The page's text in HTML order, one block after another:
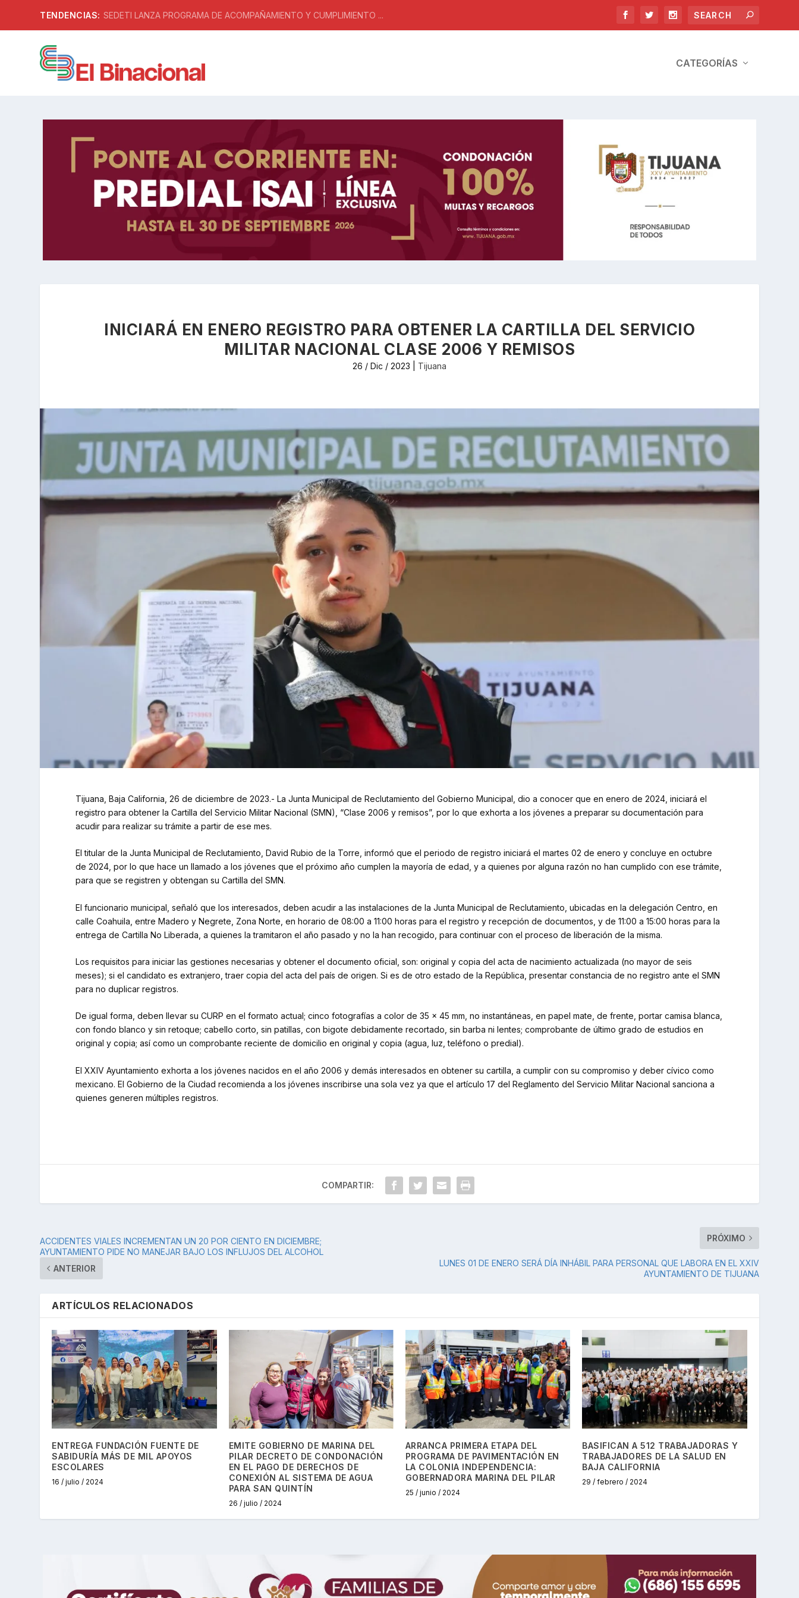
TENDENCIAS: SEDETI LANZA PROGRAMA DE ACOMPAÑAMIENTO Y CUMPLIMIENTO ...
CATEGORÍAS
INICIARÁ EN ENERO REGISTRO PARA OBTENER LA CARTILLA DEL SERVICIO
MILITAR NACIONAL CLASE 2006 Y REMISOS
26 / Dic / 2023 Tijuana
Tijuana, Baja California, 26 de diciembre de 2023.- La Junta Municipal de Reclutamiento del Gobierno Municipal, dio a conocer que en enero de 2024, iniciará el
registro para obtener la Cartilla del Servicio Militar Nacional (SMN), “Clase 2006 y remisos”, por lo que exhorta a los jóvenes a preparar su documentación para
acudir para realizar su trámite a partir de ese mes.
El titular de la Junta Municipal de Reclutamiento, David Rubio de la Torre, informó que el periodo de registro iniciará el martes 02 de enero y concluye en octubre
de 2024, por lo que hace un llamado a los jóvenes que el próximo año cumplen la mayoría de edad, y a quienes por alguna razón no han cumplido con ese trámite,
para que se registren y obtengan su Cartilla del SMN.
El funcionario municipal, señaló que los interesados, deben acudir a las instalaciones de la Junta Municipal de Reclutamiento, ubicadas en la delegación Centro, en
calle Coahuila, entre Madero y Negrete, Zona Norte, en horario de 08:00 a 11:00 horas para el registro y recepción de documentos, y de 11:00 a 15:00 horas para la
entrega de Cartilla No Liberada, a quienes la tramitaron el año pasado y no la han recogido, para continuar con el proceso de liberación de la misma.
Los requisitos para iniciar las gestiones necesarias y obtener el documento oficial, son: original y copia del acta de nacimiento actualizada (no mayor de seis
meses); si el candidato es extranjero, traer copia del acta del país de origen. Si es de otro estado de la República, presentar constancia de no registro ante el SMN
para no duplicar registros.
De igual forma, deben llevar su CURP en el formato actual; cinco fotografías a color de 35 x 45 mm, no instantáneas, en papel mate, de frente, portar camisa blanca,
con fondo blanco y sin retoque; cabello corto, sin patillas, con bigote debidamente recortado, sin barba ni lentes; comprobante de último grado de estudios en
original y copia; así como un comprobante reciente de domicilio en original y copia (agua, luz, teléfono o predial).
El XXIV Ayuntamiento exhorta a los jóvenes nacidos en el año 2006 y demás interesados en obtener su cartilla, a cumplir con su compromiso y deber cívico como
mexicano. El Gobierno de la Ciudad recomienda a los jóvenes inscribirse una sola vez ya que el artículo 17 del Reglamento del Servicio Militar Nacional sanciona a
quienes generen múltiples registros.
COMPARTIR:
ACCIDENTES VIALES INCREMENTAN UN 20 POR CIENTO EN DICIEMBRE;
AYUNTAMIENTO PIDE NO MANEJAR BAJO LOS INFLUJOS DEL ALCOHOL
ANTERIOR
PRÓXIMO
LUNES 01 DE ENERO SERÁ DÍA INHÁBIL PARA PERSONAL QUE LABORA EN EL XXIV
AYUNTAMIENTO DE TIJUANA
ARTÍCULOS RELACIONADOS
ENTREGA FUNDACIÓN FUENTE DE
SABIDURÍA MÁS DE MIL APOYOS
ESCOLARES
16 / julio / 2024
EMITE GOBIERNO DE MARINA DEL
PILAR DECRETO DE CONDONACIÓN
EN EL PAGO DE DERECHOS DE
CONEXIÓN AL SISTEMA DE AGUA
PARA SAN QUINTÍN
26 / julio / 2024
ARRANCA PRIMERA ETAPA DEL
PROGRAMA DE PAVIMENTACIÓN EN
LA COLONIA INDEPENDENCIA:
GOBERNADORA MARINA DEL PILAR
25 / junio / 2024
BASIFICAN A 512 TRABAJADORAS Y
TRABAJADORES DE LA SALUD EN
BAJA CALIFORNIA
29 / febrero / 2024